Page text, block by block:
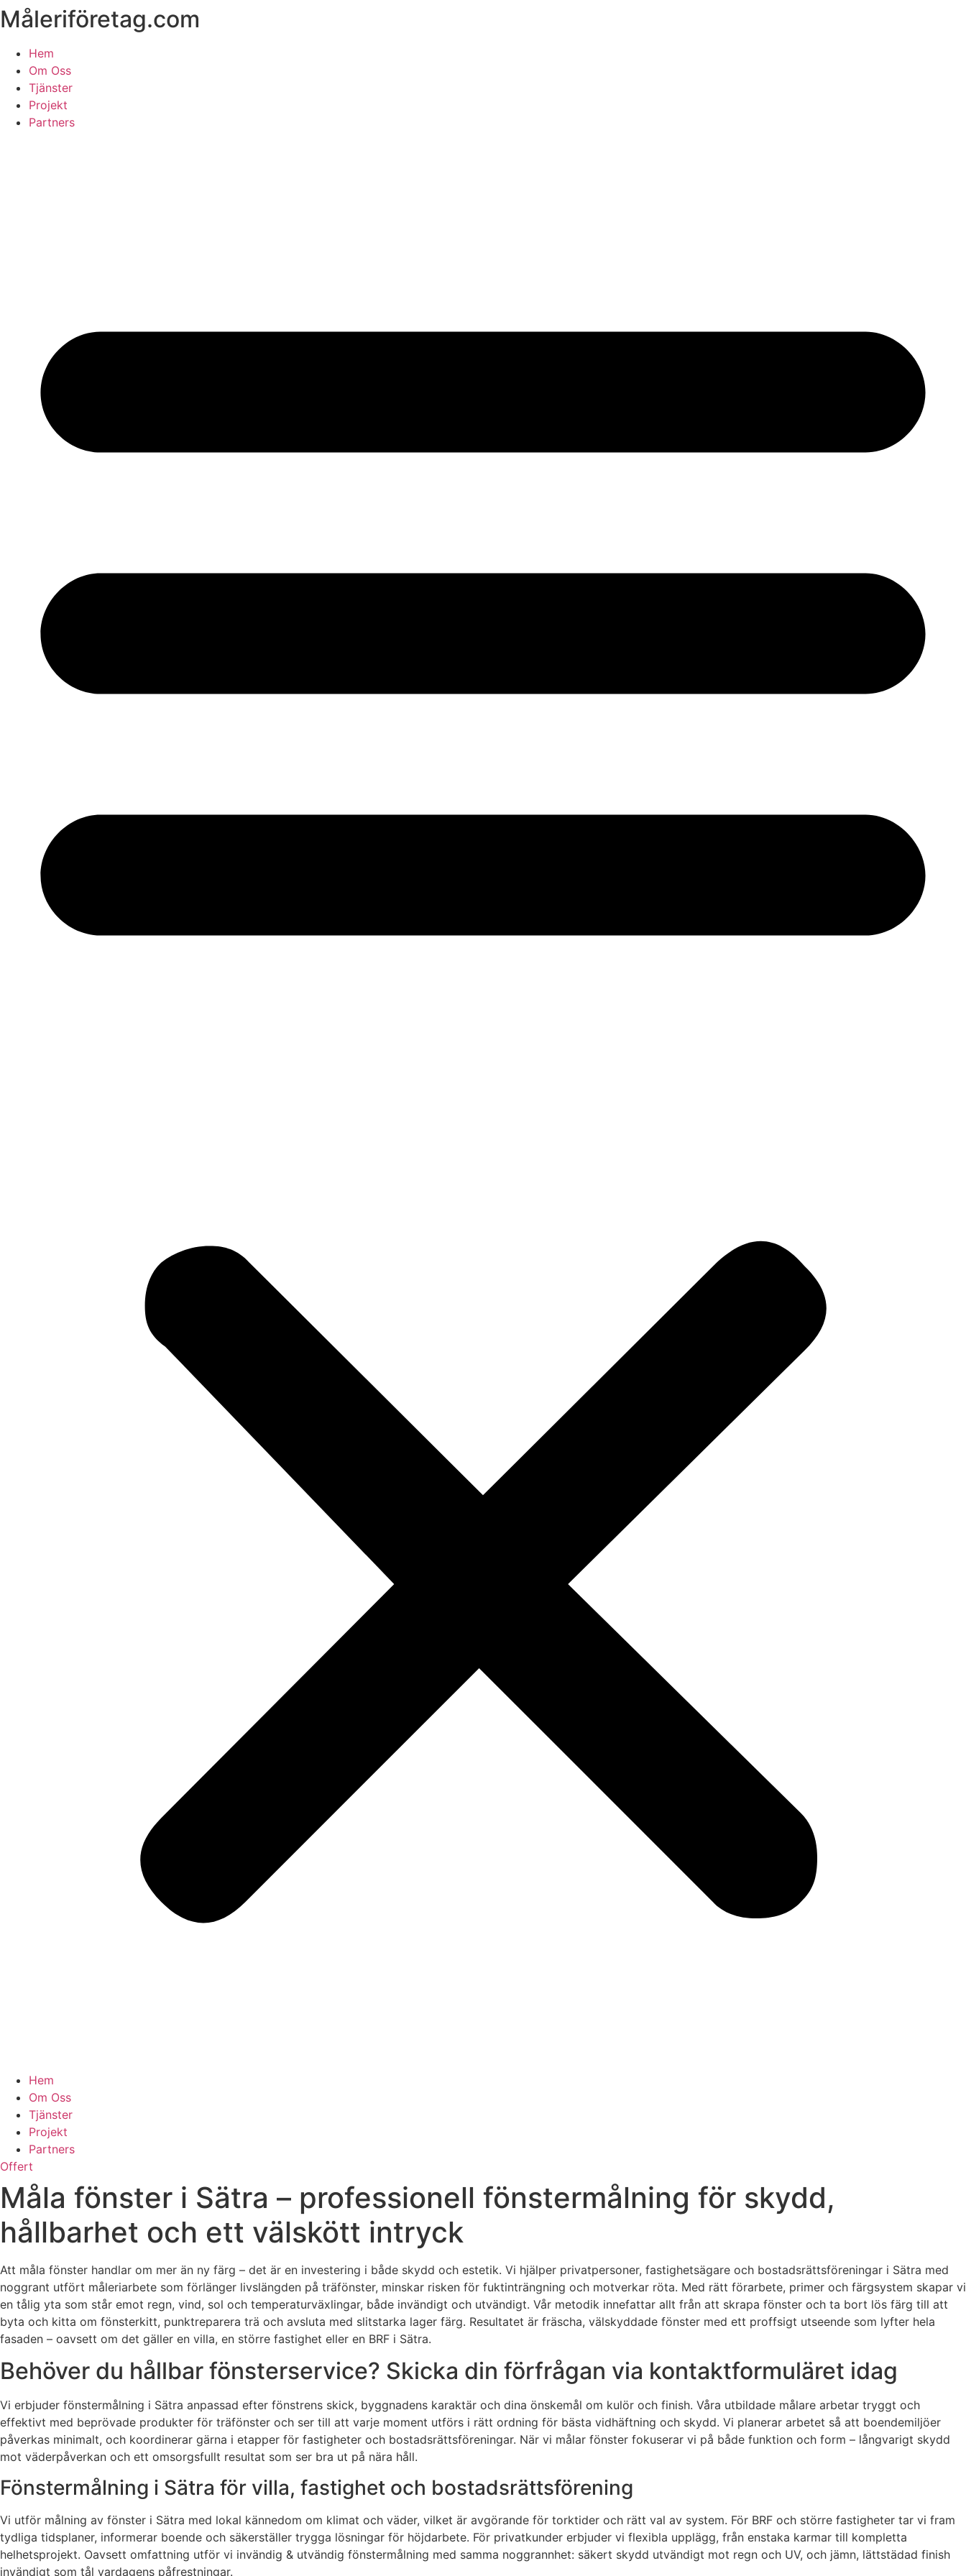
Skip
to
content
Måleriföretag.com
Hem
Om Oss
Tjänster
Projekt
Partners
Hem
Om Oss
Tjänster
Projekt
Partners
Offert
Måla fönster i Sätra – professionell fönstermålning för skydd,
hållbarhet och ett välskött intryck
Att måla fönster handlar om mer än ny färg – det är en investering i både skydd och estetik. Vi hjälper privatpersoner, fastighetsägare och bostadsrättsföreningar i Sätra med
noggrant utfört måleriarbete som förlänger livslängden på träfönster, minskar risken för fuktinträngning och motverkar röta. Med rätt förarbete, primer och färgsystem skapar vi
en tålig yta som står emot regn, vind, sol och temperaturväxlingar, både invändigt och utvändigt. Vår metodik innefattar allt från att skrapa fönster och ta bort lös färg till att
byta och kitta om fönsterkitt, punktreparera trä och avsluta med slitstarka lager färg. Resultatet är fräscha, välskyddade fönster med ett proffsigt utseende som lyfter hela
fasaden – oavsett om det gäller en villa, en större fastighet eller en BRF i Sätra.
Behöver du hållbar fönsterservice? Skicka din förfrågan via kontaktformuläret idag
Vi erbjuder fönstermålning i Sätra anpassad efter fönstrens skick, byggnadens karaktär och dina önskemål om kulör och finish. Våra utbildade målare arbetar tryggt och
effektivt med beprövade produkter för träfönster och ser till att varje moment utförs i rätt ordning för bästa vidhäftning och skydd. Vi planerar arbetet så att boendemiljöer
påverkas minimalt, och koordinerar gärna i etapper för fastigheter och bostadsrättsföreningar. När vi målar fönster fokuserar vi på både funktion och form – långvarigt skydd
mot väderpåverkan och ett omsorgsfullt resultat som ser bra ut på nära håll.
Fönstermålning i Sätra för villa, fastighet och bostadsrättsförening
Vi utför målning av fönster i Sätra med lokal kännedom om klimat och väder, vilket är avgörande för torktider och rätt val av system. För BRF och större fastigheter tar vi fram
tydliga tidsplaner, informerar boende och säkerställer trygga lösningar för höjdarbete. För privatkunder erbjuder vi flexibla upplägg, från enstaka karmar till kompletta
helhetsprojekt. Oavsett omfattning utför vi invändig & utvändig fönstermålning med samma noggrannhet: säkert skydd utvändigt mot regn och UV, och jämn, lättstädad finish
invändigt som tål vardagens påfrestningar.